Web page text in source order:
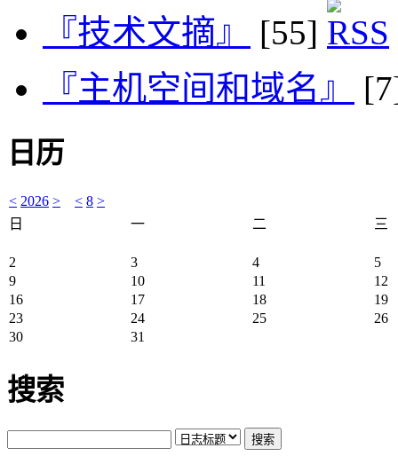
『技术文摘』
[55]
『主机空间和域名』
日历
< 2026 > < 8 >
日
一 二 三
2 3 4
5
9
10 11
12
16
17 18
19
23
24 25
26
30
31
搜索